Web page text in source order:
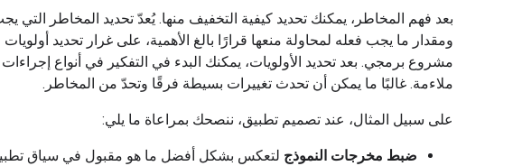
بعد فهم المخاطر، يمكنك تحديد كيفية التخفيف منها. يُعدّ تحديد المخاطر التي
ومقدار ما يجب فعله لمحاولة منعها قرارًا بالغ الأهمية، على غرار تحديد
مشروع برمجي. بعد تحديد الأولويات، يمكنك البدء في التفكير في أنواع إجراءات
ملاءمة. غالبًا ما يمكن أن تحدث تغييرات بسيطة فرقًا وتحدّ من المخاطر.
على سبيل المثال، عند تصميم تطبيق، ننصحك بمراعاة ما يلي:
ضبط مخرجات النموذج لتعكس بشكل أفضل ما هو مقبول في سياق